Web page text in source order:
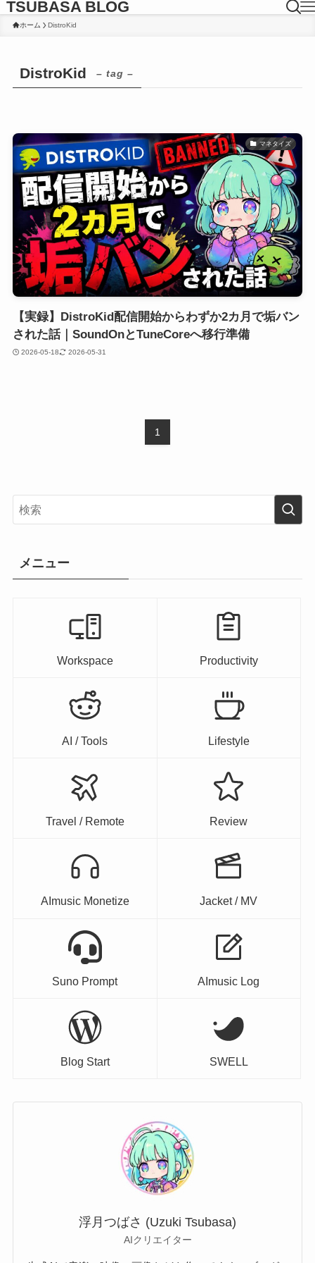
TSUBASA BLOG
ホーム DistroKid
DistroKid – tag –
マネタイズ
【実録】DistroKid配信開始からわずか2カ月で垢バン
された話｜SoundOnとTuneCoreへ移行準備
2026-05-18 2026-05-31
1
メニュー
Workspace Productivity
AI / Tools Lifestyle
Travel / Remote Review
AImusic Monetize Jacket / MV
Suno Prompt AImusic Log
Blog Start SWELL
浮月つばさ (Uzuki Tsubasa)
AIクリエイター